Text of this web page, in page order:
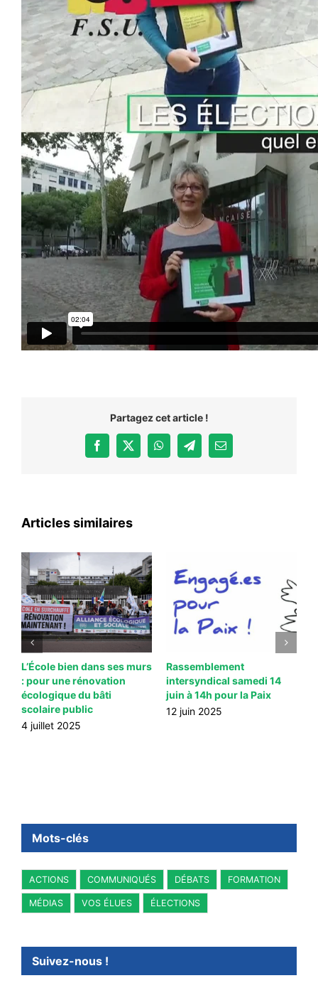
#MÉDIAS
#DÉBATS
#PRESSE
#ARCHIVES
Partagez cet article !
Facebook
X WhatsAppTelegramEmail
Articles similaires
L’École bien dans ses murs
: pour une rénovation
écologique du bâti
scolaire public
4 juillet 2025
Rassemblement
intersyndical samedi 14
juin à 14h pour la Paix
12 juin 2025
Mots-clés
ACTIONS COMMUNIQUÉS DÉBATS FORMATION
MÉDIAS VOS ÉLUES ÉLECTIONS
Suivez-nous !